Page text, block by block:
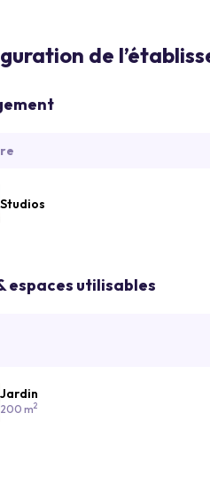
de
Studios
espaces utilisables
Jardin
200 m2